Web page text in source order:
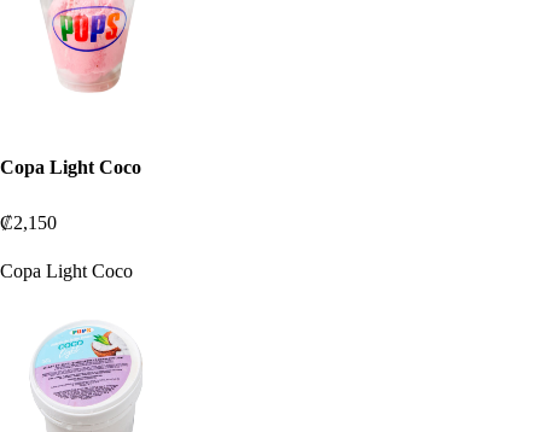
Copa Light Coco
₡2,150
Copa Light Coco